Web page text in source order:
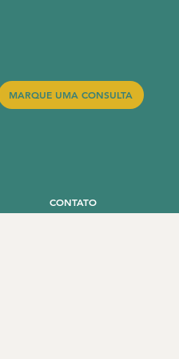
MARQUE UMA CONSULTA
CONTATO